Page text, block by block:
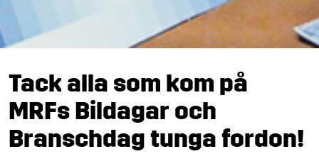
Tack alla som kom på
MRFs Bildagar och
Branschdag tunga fordon!